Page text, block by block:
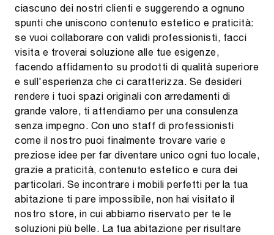
ciascuno dei nostri clienti e suggerendo a ognuno
spunti che uniscono contenuto estetico e praticità:
se vuoi collaborare con validi professionisti, facci
visita e troverai soluzione alle tue esigenze,
facendo affidamento su prodotti di qualità superiore
e sull'esperienza che ci caratterizza. Se desideri
rendere i tuoi spazi originali con arredamenti di
grande valore, ti attendiamo per una consulenza
senza impegno. Con uno staff di professionisti
come il nostro puoi finalmente trovare varie e
preziose idee per far diventare unico ogni tuo locale,
grazie a praticità, contenuto estetico e cura dei
particolari. Se incontrare i mobili perfetti per la tua
abitazione ti pare impossibile, non hai visitato il
nostro store, in cui abbiamo riservato per te le
soluzioni più belle. La tua abitazione per risultare